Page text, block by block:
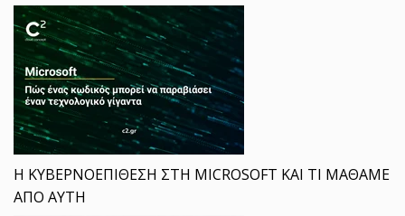
Η ΚΥΒΕΡΝΟΕΠΙΘΕΣΗ ΣΤΗ MICROSOFT ΚΑΙ ΤΙ ΜΑΘΑΜΕ
ΑΠΟ ΑΥΤΗ